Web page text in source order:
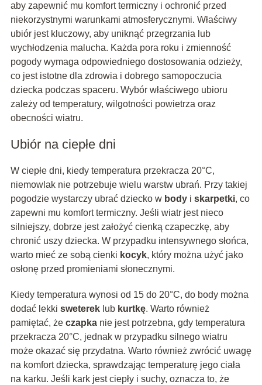
aby zapewnić mu komfort termiczny i ochronić przed
niekorzystnymi warunkami atmosferycznymi. Właściwy
ubiór jest kluczowy, aby uniknąć przegrzania lub
wychłodzenia malucha. Każda pora roku i zmienność
pogody wymaga odpowiedniego dostosowania odzieży,
co jest istotne dla zdrowia i dobrego samopoczucia
dziecka podczas spaceru. Wybór właściwego ubioru
zależy od temperatury, wilgotności powietrza oraz
obecności wiatru.
Ubiór na ciepłe dni
W ciepłe dni, kiedy temperatura przekracza 20°C,
niemowlak nie potrzebuje wielu warstw ubrań. Przy takiej
pogodzie wystarczy ubrać dziecko w bodyi skarpetki, co
zapewni mu komfort termiczny. Jeśli wiatr jest nieco
silniejszy, dobrze jest założyć cienką czapeczkę, aby
chronić uszy dziecka. W przypadku intensywnego słońca,
warto mieć ze sobą cienki kocyk, który można użyć jako
osłonę przed promieniami słonecznymi.
Kiedy temperatura wynosi od 15 do 20°C, do body można
dodać lekki swetereklub kurtkę. Warto również
pamiętać, że czapkanie jest potrzebna, gdy temperatura
przekracza 20°C, jednak w przypadku silnego wiatru
może okazać się przydatna. Warto również zwrócić uwagę
na komfort dziecka, sprawdzając temperaturę jego ciała
na karku. Jeśli kark jest ciepły i suchy, oznacza to, że